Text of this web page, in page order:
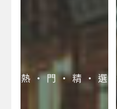
熱 ‧ 門 ‧ 精 ‧ 選